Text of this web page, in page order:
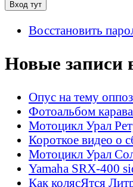
Восстановить
Новые записи
Опус на тему
Фотоальбом
Мотоцикл Урал
Короткое видео о
Мотоцикл Урал
Yamaha SRX-400
Как колясЯтся